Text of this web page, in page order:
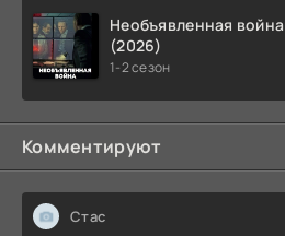
Необъявленная война
(2026)
1-2 сезон
Комментируют
Стас